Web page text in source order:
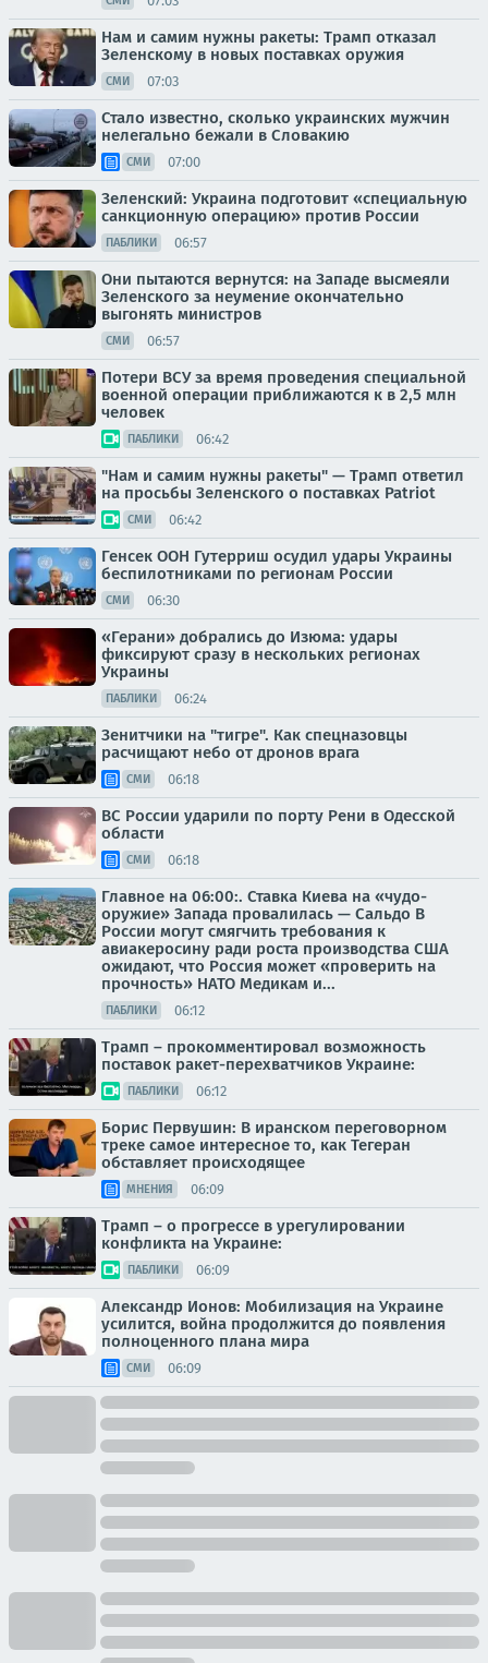
Нам и самим нужны ракеты: Трамп отказал
Зеленскому в новых поставках оружия
СМИ 07:03
Стало известно, сколько украинских мужчин
нелегально бежали в Словакию
СМИ 07:00
Зеленский: Украина подготовит «специальную
санкционную операцию» против России
ПАБЛИКИ 06:57
Они пытаются вернутся: на Западе высмеяли
Зеленского за неумение окончательно
выгонять министров
СМИ 06:57
Потери ВСУ за время проведения специальной
военной операции приближаются к в 2,5 млн
человек
ПАБЛИКИ 06:42
"Нам и самим нужны ракеты" — Трамп ответил
на просьбы Зеленского о поставках Patriot
СМИ 06:42
Генсек ООН Гутерриш осудил удары Украины
беспилотниками по регионам России
СМИ 06:30
«Герани» добрались до Изюма: удары
фиксируют сразу в нескольких регионах
Украины
ПАБЛИКИ 06:24
Зенитчики на "тигре". Как спецназовцы
расчищают небо от дронов врага
СМИ 06:18
ВС России ударили по порту Рени в Одесской
области
СМИ 06:18
Главное на 06:00:. Ставка Киева на «чудо-
оружие» Запада провалилась — Сальдо В
России могут смягчить требования к
авиакеросину ради роста производства США
ожидают, что Россия может «проверить на
прочность» НАТО Медикам и...
ПАБЛИКИ 06:12
Трамп – прокомментировал возможность
поставок ракет-перехватчиков Украине:
ПАБЛИКИ 06:12
Борис Первушин: В иранском переговорном
треке самое интересное то, как Тегеран
обставляет происходящее
МНЕНИЯ 06:09
Трамп – о прогрессе в урегулировании
конфликта на Украине:
ПАБЛИКИ 06:09
Александр Ионов: Мобилизация на Украине
усилится, война продолжится до появления
полноценного плана мира
СМИ 06:09